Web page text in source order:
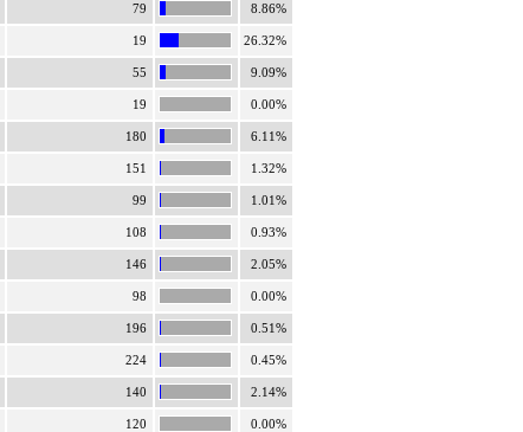
79 8.86%
19 26.32%
55 9.09%
19 0.00%
180 6.11%
151 1.32%
99 1.01%
108 0.93%
146 2.05%
98 0.00%
196 0.51%
224 0.45%
140 2.14%
120 0.00%